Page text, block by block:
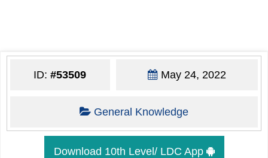
ID:#53509 May 24, 2022
General Knowledge
Download 10th Level/ LDC App